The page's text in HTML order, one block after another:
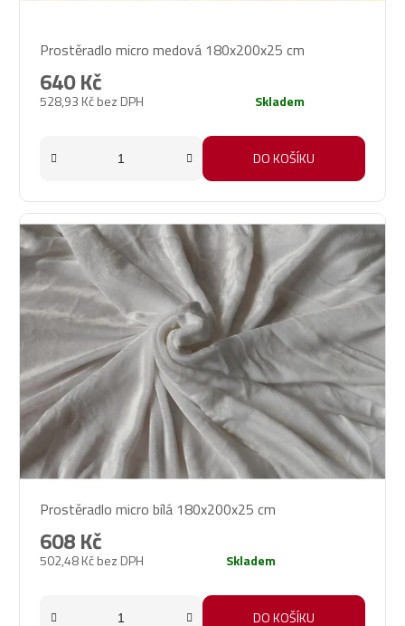
hodnocení
produktu
je
Prostěradlo micro medová 180x200x25 cm
528,93 Kč bez DPH
640 Kč
Skladem
DO KOŠÍKU
Prostěradlo micro bílá 180x200x25 cm
502,48 Kč bez DPH
608 Kč
Skladem
DO KOŠÍKU